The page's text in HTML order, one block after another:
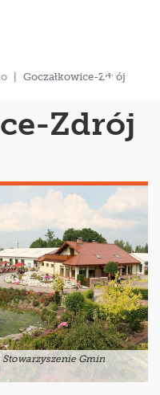
Goczałkowice-Zdrój
Zdrój
Gmin